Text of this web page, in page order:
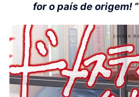
for o país de origem! ”